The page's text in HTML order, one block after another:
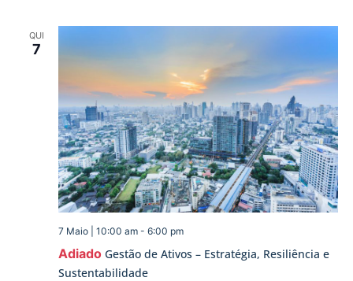
QUI
7
Adiado Gestão de Ativos – Estratégia, Resiliência e
Sustentabilidade
7 Maio | 10:00 am- 6:00 pm